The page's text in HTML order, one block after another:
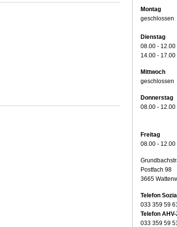
Montag
geschlossen
Dienstag
08.00 - 12.00
14.00 - 17.00
Mittwoch
geschlossen
Donnerstag
08.00 - 12.00
Freitag
08.00 - 12.00
Postfach 98
3665
Telefon
033 359 59
Telefon
033 359 59